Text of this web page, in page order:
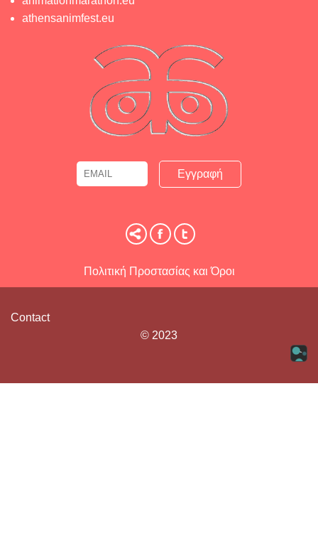
athensanimfest.eu
Email Name
Πολιτική Προστασίας και Όροι
Contact
© 2023